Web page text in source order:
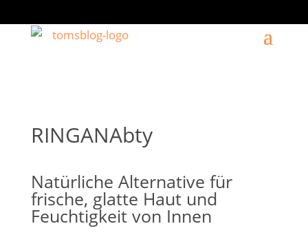
RINGANAbty
Natürliche Alternative für
frische, glatte Haut und
Feuchtigkeit von Innen